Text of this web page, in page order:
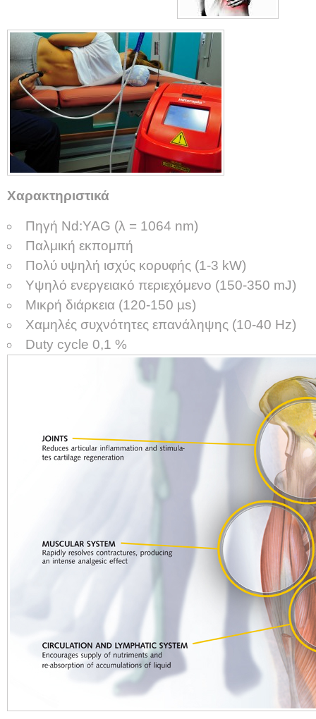
Χαρακτηριστικά
Πηγή Nd:YAG (λ = 1064 nm)
Παλμική εκπομπή
Πολύ υψηλή ισχύς κορυφής (1-3 kW)
Υψηλό ενεργειακό περιεχόμενο (150-350 mJ)
Μικρή διάρκεια (120-150 µs)
Χαμηλές συχνότητες επανάληψης (10-40 Hz)
Duty cycle 0,1 %